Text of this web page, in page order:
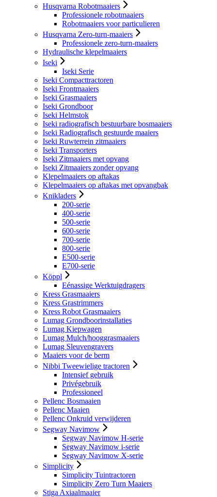
Husqvarna Robotmaaiers
Professionele robotmaaiers
Robotmaaiers voor particulieren
Husqvarna Zero-turn-maaiers
Professionele zero-turn-maaiers
Hydraulische klepelmaaiers
Iseki
Iseki Serie
Iseki Compacttractoren
Iseki Frontmaaiers
Iseki Grasmaaiers
Iseki Grondboor
Iseki Helmstok
Iseki radiografisch bestuurbare bosmaaiers
Iseki Radiografisch gestuurde maaiers
Iseki Ruwterrein zitmaaiers
Iseki Transporters
Iseki Zitmaaiers met opvang
Iseki Zitmaaiers zonder opvang
Klepelmaaiers op aftakas
Klepelmaaiers op aftakas met opvangbak
Knikladers
200-serie
400-serie
500-serie
600-serie
700-serie
800-serie
E500-serie
E700-serie
Köppl
Eénassige Werktuigdragers
Kress Grasmaaiers
Kress Grastrimmers
Kress Robot Grasmaaiers
Lumag Grondboorinstallaties
Lumag Kiepwagen
Lumag Mulch/hooggrasmaaiers
Lumag Sleuvengravers
Maaiers voor de berm
Nibbi Tweewielige tractoren
Intensief gebruik
Privégebruik
Professioneel
Pellenc Bosmaaien
Pellenc Maaien
Pellenc Onkruid verwijderen
Segway Navimow
Segway Navimow H-serie
Segway Navimow i-serie
Segway Navimow X-serie
Simplicity
Simplicity Tuintractoren
Simplicity Zero Turn Maaiers
Stiga Axiaalmaaier